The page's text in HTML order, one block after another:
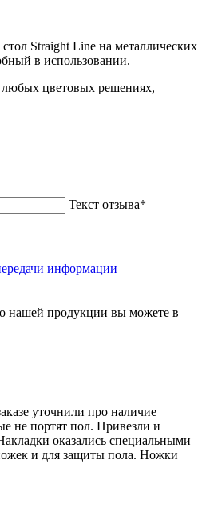
Straight Line на металлических
в использовании.
цветовых решениях,
Текст отзыва*
информации
нашей продукции вы можете в
уточнили про наличие
не портят пол. Привезли и
оказались специальными
и для защиты пола. Ножки